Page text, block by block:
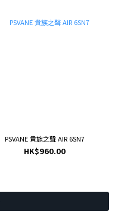
PSVANE 貴族之聲 AIR 6SN7
HK$960.00